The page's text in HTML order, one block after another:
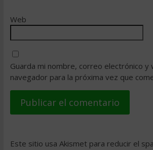
Web
Guarda mi nombre, correo electrónico y
navegador para la próxima vez que
Este sitio usa Akismet para reducir el